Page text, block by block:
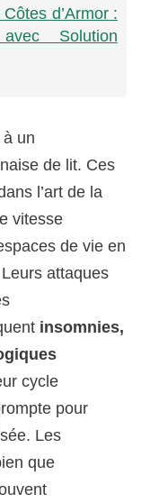
d’Armor :
Solution
à un
de lit. Ces
l’art de la
vitesse
de vie en
attaques
insomnies,
cycle
pour
Les
que